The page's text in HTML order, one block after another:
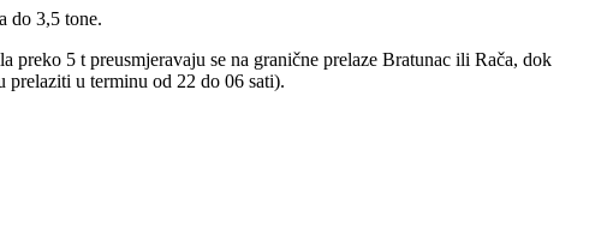
do 3,5 tone.
5 t preusmjeravaju se na granične prelaze Bratunac ili Rača, dok
prelaziti u terminu od 22 do 06 sati).